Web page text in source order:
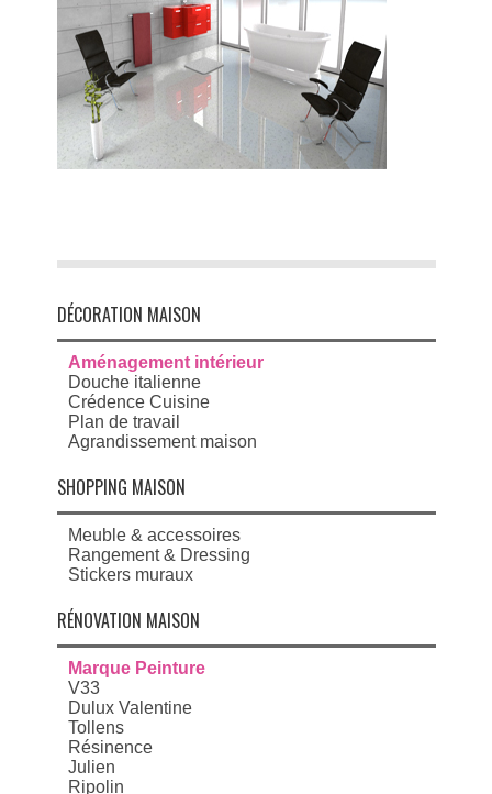
DÉCORATION MAISON
Aménagement intérieur
Douche italienne
Crédence Cuisine
Plan de travail
Agrandissement maison
SHOPPING MAISON
Meuble & accessoires
Rangement & Dressing
Stickers muraux
RÉNOVATION MAISON
Marque Peinture
V33
Dulux Valentine
Tollens
Résinence
Julien
Ripolin